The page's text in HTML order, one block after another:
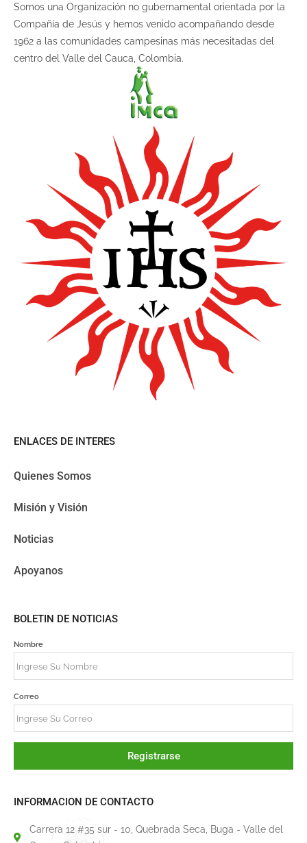
Somos una Organización no gubernamental orientada por la
Compañía de Jesús y hemos venido acompañando desde
1962 a las comunidades campesinas más necesitadas del
centro del Valle del Cauca, Colombia.
ENLACES DE INTERES
Quienes Somos
Misión y Visión
Noticias
Apoyanos
BOLETIN DE NOTICIAS
Nombre
Correo
Registrarse
INFORMACION DE CONTACTO
Carrera 12 #35 sur - 10, Quebrada Seca, Buga - Valle del